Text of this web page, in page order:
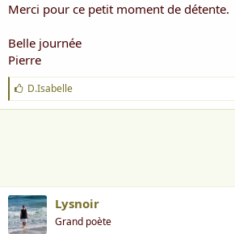
Merci pour ce petit moment de détente.
Belle journée
Pierre
J
'
a
D.Isabelle
Lysnoir
Grand poète